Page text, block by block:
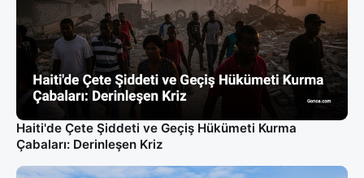
Haiti'de Çete Şiddeti ve Geçiş Hükümeti Kurma
Çabaları: Derinleşen Kriz